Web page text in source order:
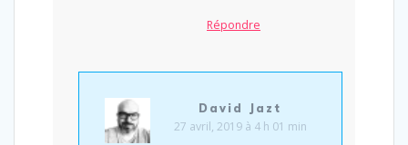
Répondre
David Jazt
27 avril, 2019 à 4 h 01 min